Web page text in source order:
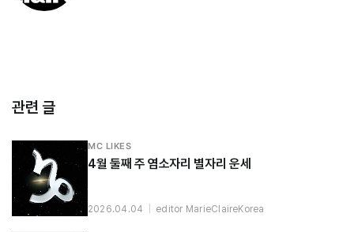
관련 글
MC LIKES
4월 둘째 주 염소자리 별자리 운세
2026.04.04 editor MarieClaireKorea